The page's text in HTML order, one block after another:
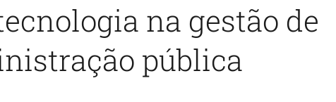
na gestão de
pública